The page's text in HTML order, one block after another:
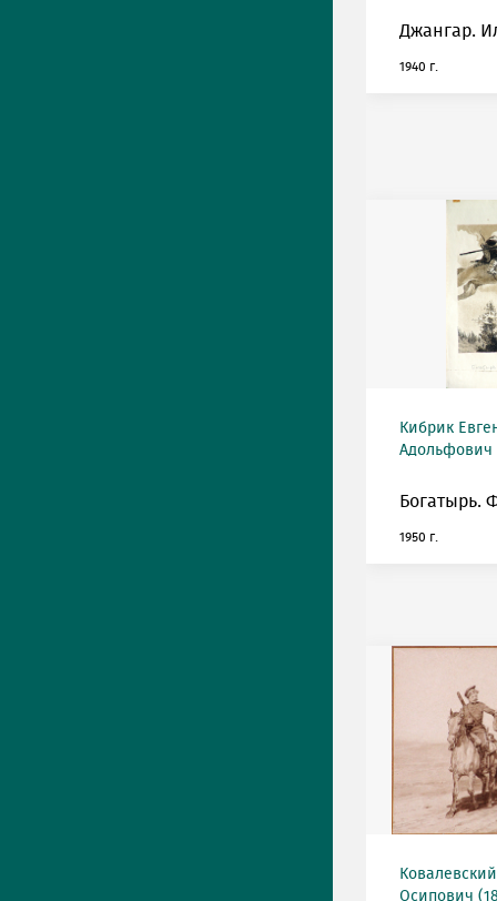
Джангар.
1940 г.
Кибрик
Адольфович
Богатырь.
1950 г.
Осипович